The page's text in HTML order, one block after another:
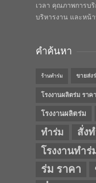
เวลา คุณภาพการบ
บริหารงาน และหน้
คำค้นหา
ร้านทำร่ม ขายส่ง
โรงงานผลิตร่ม ราค
โรงงานผลิตร่ม
ทำร่ม
สั่ง
โรงงานทำร่
ร่ม ราคา